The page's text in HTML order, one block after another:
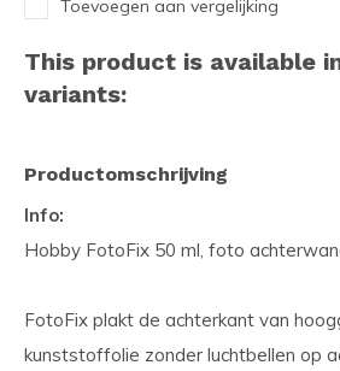
Toevoegen aan vergelijking
This product is available
variants:
Productomschrijving
Info:
Hobby FotoFix 50 ml, foto
FotoFix plakt de achterkant van
kunststoffolie zonder luchtbellen op